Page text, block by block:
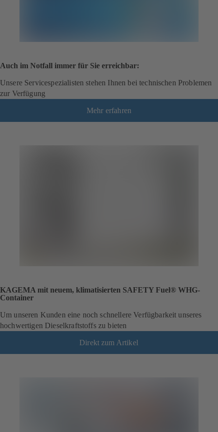
Auch im Notfall immer für Sie erreichbar:
Unsere Servicespezialisten stehen Ihnen bei technischen Problemen
zur Verfügung
Mehr erfahren
KAGEMA mit neuem, klimatisierten SAFETY Fuel® WHG-
Container
Um unseren Kunden eine noch schnellere Verfügbarkeit unseres
hochwertigen Dieselkraftstoffs zu bieten
Direkt zum Artikel